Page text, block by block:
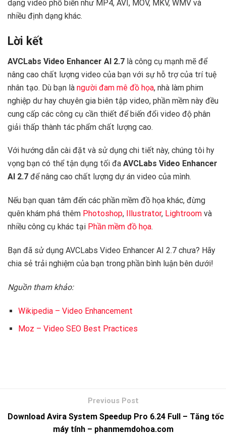
dạng video phổ biến như MP4, AVI, MOV, MKV, WMV và
nhiều định dạng khác.
Lời kết
AVCLabs Video Enhancer AI 2.7 là công cụ mạnh mẽ để
nâng cao chất lượng video của bạn với sự hỗ trợ của trí tuệ
nhân tạo. Dù bạn là người đam mê đồ họa, nhà làm phim
nghiệp dư hay chuyên gia biên tập video, phần mềm này đều
cung cấp các công cụ cần thiết để biến đổi video độ phân
giải thấp thành tác phẩm chất lượng cao.
Với hướng dẫn cài đặt và sử dụng chi tiết này, chúng tôi hy
vọng bạn có thể tận dụng tối đa AVCLabs Video Enhancer
AI 2.7 để nâng cao chất lượng dự án video của mình.
Nếu bạn quan tâm đến các phần mềm đồ họa khác, đừng
quên khám phá thêm Photoshop, Illustrator, Lightroom và
nhiều công cụ khác tại Phần mềm đồ họa.
Bạn đã sử dụng AVCLabs Video Enhancer AI 2.7 chưa? Hãy
chia sẻ trải nghiệm của bạn trong phần bình luận bên dưới!
Nguồn tham khảo:
Wikipedia – Video Enhancement
Moz – Video SEO Best Practices
Download Avira System Speedup Pro 6.24 Full – Tăng tốc
máy tính – phanmemdohoa.com